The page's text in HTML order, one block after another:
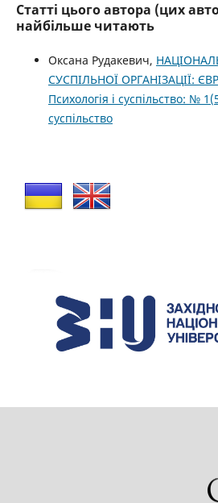
Статті цього автора (цих
найбільше читають
Оксана Рудакевич,
СУСПІЛЬНОЇ ОРГАНІЗАЦІЇ:
Психологія і суспільство: №
суспільство